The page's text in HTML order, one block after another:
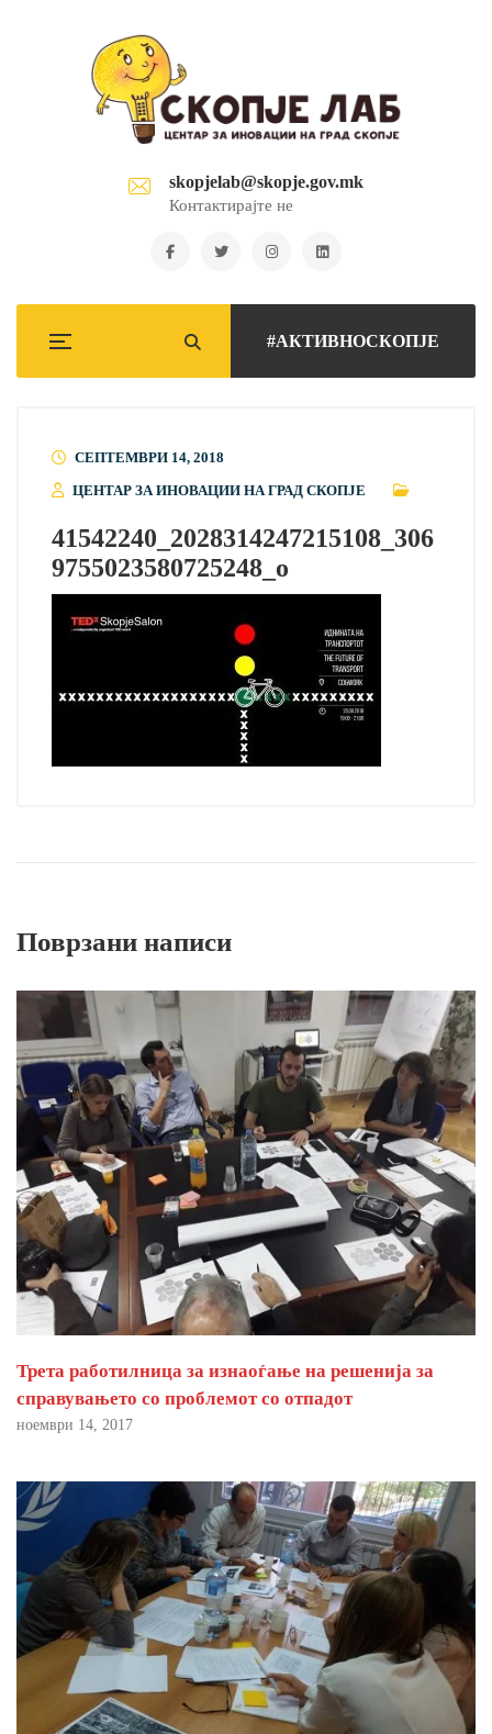
skopjelab@skopje.gov.mk
Контактирајте не
#АКТИВНОСКОПЈЕ
СЕПТЕМВРИ 14, 2018
ЦЕНТАР ЗА ИНОВАЦИИ НА ГРАД СКОПЈЕ
41542240_2028314247215108_306
9755023580725248_o
Поврзани написи
Трета работилница за изнаоѓање на решенија за
справувањето со проблемот со отпадот
ноември 14, 2017